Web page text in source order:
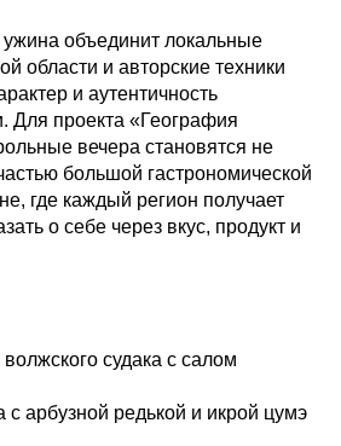
объединит локальные
области и авторские техники
и аутентичность
Для проекта «География
вечера становятся не
большой гастрономической
где каждый регион получает
о себе через вкус, продукт и
судака с салом
арбузной редькой и икрой цумэ